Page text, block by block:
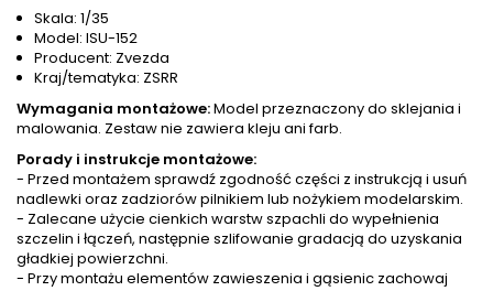
Skala: 1/35
Model: ISU-152
Producent: Zvezda
Kraj/tematyka: ZSRR
Wymagania montażowe:Model przeznaczony do sklejania i
malowania. Zestaw nie zawiera kleju ani farb.
Porady i instrukcje montażowe:
- Przed montażem sprawdź zgodność części z instrukcją i usuń
nadlewki oraz zadziorów pilnikiem lub nożykiem modelarskim.
- Zalecane użycie cienkich warstw szpachli do wypełnienia
szczelin i łączeń, następnie szlifowanie gradacją do uzyskania
gładkiej powierzchni.
- Przy montażu elementów zawieszenia i gąsienic zachowaj